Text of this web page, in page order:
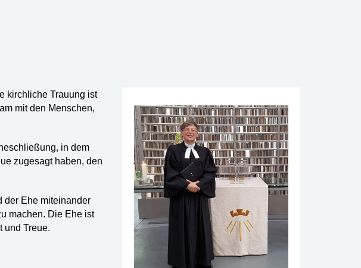
kirchliche Trauung ist
mit den Menschen,
in dem
zugesagt haben, den
der Ehe miteinander
machen. Die Ehe ist
und Treue.